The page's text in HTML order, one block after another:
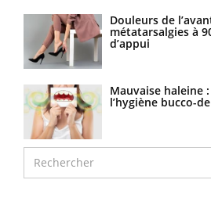
Douleurs de
métatarsalgies à
d’appui
Mauvaise haleine
l’hygiène bucco-